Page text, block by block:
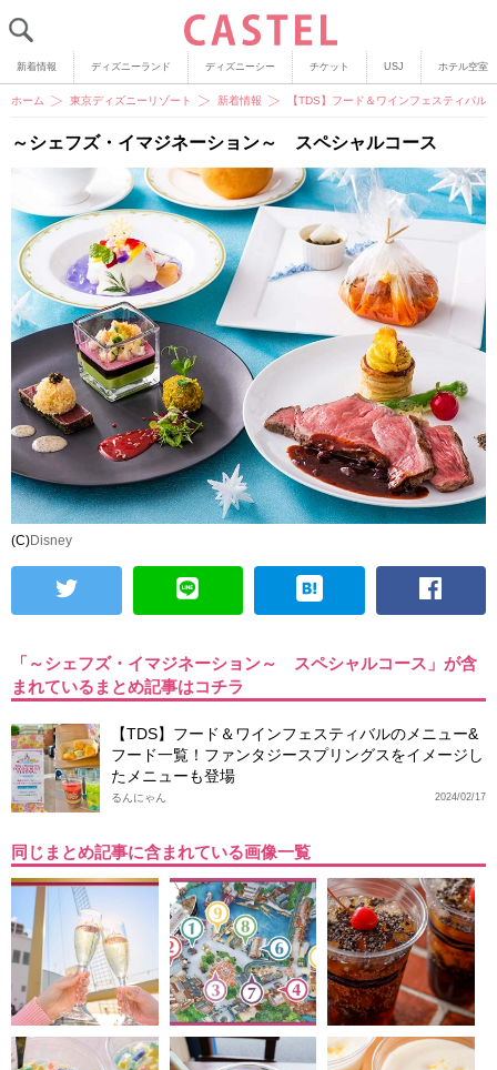
新着情報 ディズニーランド ディズニーシー チケット USJ ホテル空室
ホーム 東京ディズニーリゾート 新着情報 【TDS】フード＆ワインフェスティバ
～シェフズ・イマジネーション～ スペシャルコース
(C)Disney
「～シェフズ・イマジネーション～ スペシャルコース」が含
まれているまとめ記事はコチラ
【TDS】フード＆ワインフェスティバルのメニュー&
フード一覧！ファンタジースプリングスをイメージし
たメニューも登場
2024/02/17
るんにゃん
同じまとめ記事に含まれている画像一覧